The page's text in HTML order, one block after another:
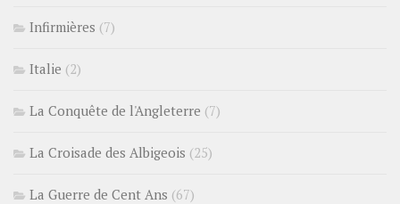
Infirmières (7)
Italie (2)
La Conquête de l'Angleterre (7)
La Croisade des Albigeois (25)
La Guerre de Cent Ans (67)